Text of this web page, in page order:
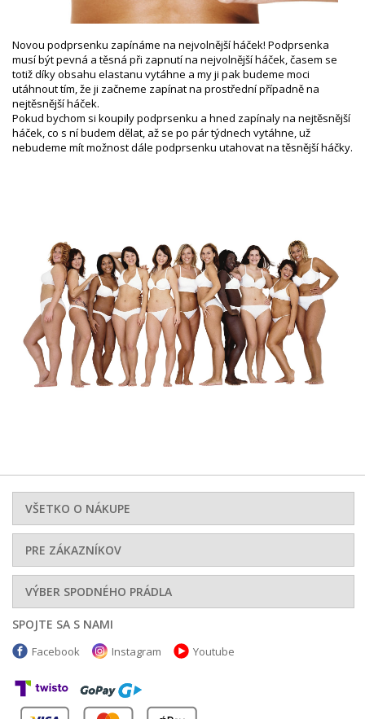
Novou podprsenku zapínáme na nejvolnější háček! Podprsenka
musí být pevná a těsná při zapnutí na nejvolnější háček, časem se
totiž díky obsahu elastanu vytáhne a my ji pak budeme moci
utáhnout tím, že ji začneme zapínat na prostřední případně na
nejtěsnější háček.
Pokud bychom si koupily podprsenku a hned zapínaly na nejtěsnější
háček, co s ní budem dělat, až se po pár týdnech vytáhne, už
nebudeme mít možnost dále podprsenku utahovat na těsnější háčky.
VŠETKO O NÁKUPE
PRE ZÁKAZNÍKOV
VÝBER SPODNÉHO PRÁDLA
SPOJTE SA S NAMI
Facebook Instagram Youtube